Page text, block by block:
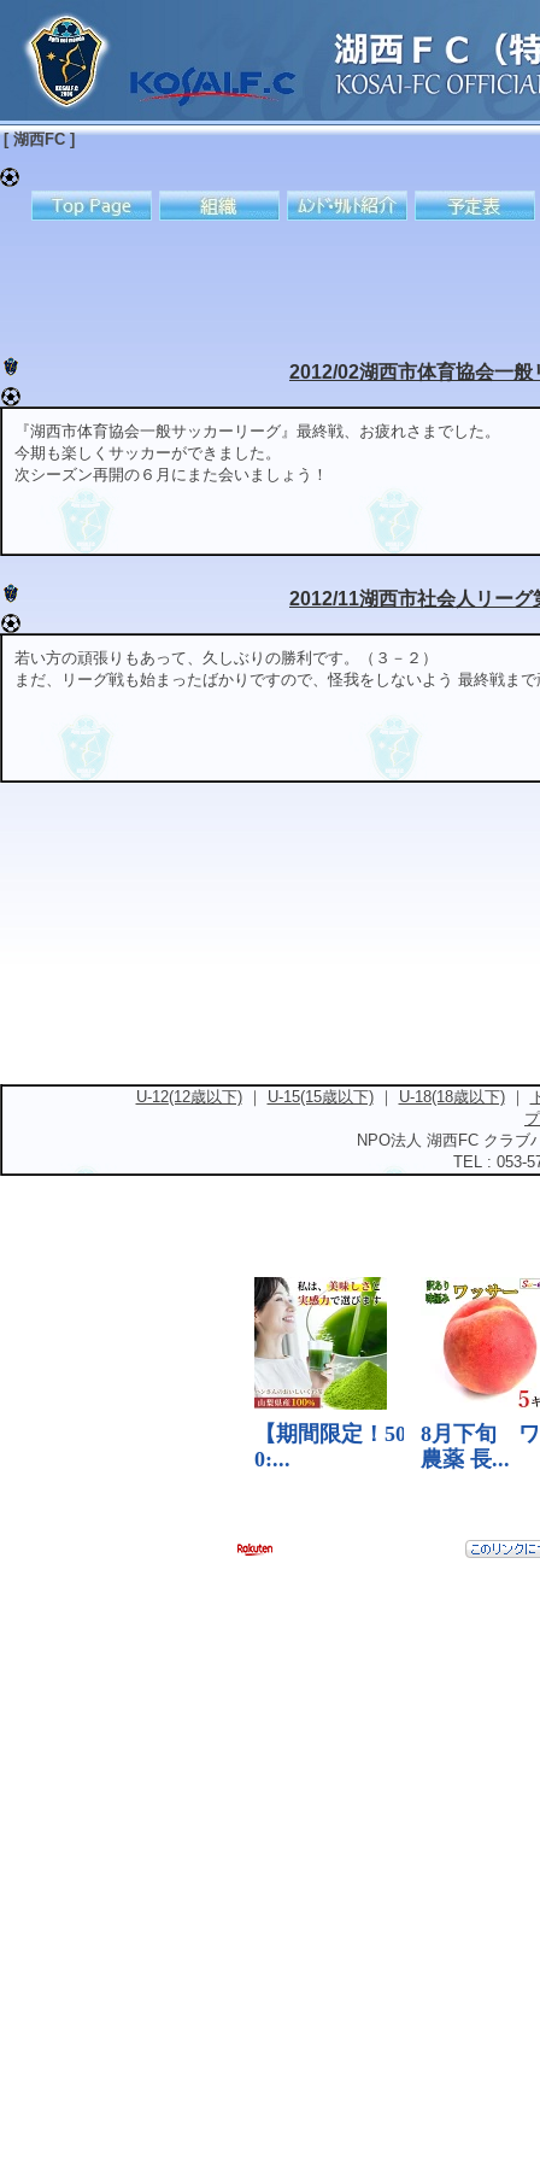
[ 湖西FC ]
2012/02湖西市体育協会一般
『湖西市体育協会一般サッカーリーグ』最終戦、お疲れさまでした。
今期も楽しくサッカーができました。
次シーズン再開の６月にまた会いましょう！
2012/11湖西市社会人リーグ
若い方の頑張りもあって、久しぶりの勝利です。（３－２）
まだ、リーグ戦も始まったばかりですので、怪我をしないよう 最終戦ま
U-12(12歳以下)｜ U-15(15歳以下)｜ U-18(18歳以下)｜
NPO法人 湖西FC クラ
TEL : 053-